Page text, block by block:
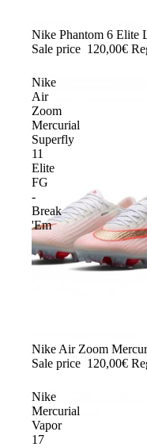
-54%
Nike Phantom 6 Elite
Sale price 120,00€
Nike
Air
Zoom
Mercurial
Superfly
11
Elite
FG
-
Break
'Em
-54%
Nike Air Zoom
Sale price 120,00€
Nike
Mercurial
Vapor
17